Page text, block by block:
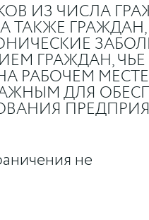
ИЗ ЧИСЛА
ТАКЖЕ ГРАЖДАН,
ГРАЖДАН, ЧЬЕ
РАБОЧЕМ МЕСТЕ
ДЛЯ
не